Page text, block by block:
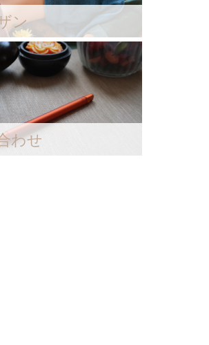
ン
わせ